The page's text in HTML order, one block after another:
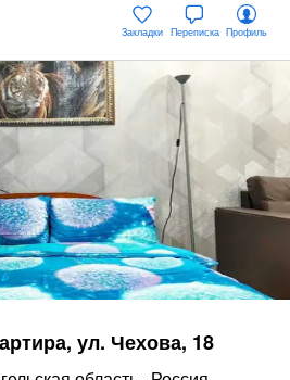
Закладки Переписка Профиль
ул. Чехова, 18